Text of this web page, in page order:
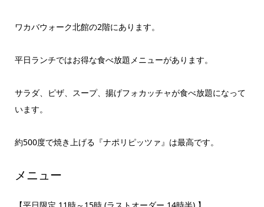
ワカバウォーク北館の2階にあります。
平日ランチではお得な食べ放題メニューがあります。
サラダ、ピザ、スープ、揚げフォカッチャが食べ放題になって
います。
約500度で焼き上げる『ナポリピッツァ』は最高です。
メニュー